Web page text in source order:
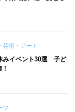
芸術・アート
みイベント30選 子ど
ツ